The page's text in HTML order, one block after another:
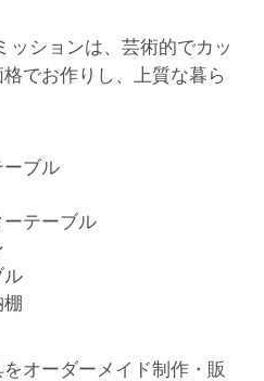
ッションは、芸術的でカッ
でお作りし、上質な暮ら
ーブル
ーテーブル
ル
オーダーメイド制作・販